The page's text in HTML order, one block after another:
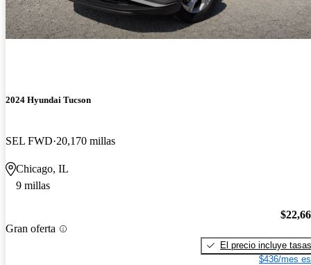
2024 Hyundai Tucson
SEL FWD 20,170 millas
Chicago, IL
9 millas
Gran oferta
El precio incluye tasas
$436/mes